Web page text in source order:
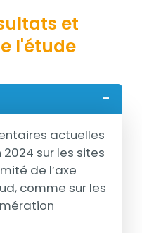
et
l'étude
actuelles
sur les sites
de l’axe
comme sur les